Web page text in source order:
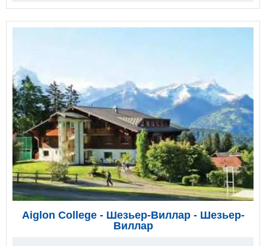
Aiglon College - Шезьер-Виллар - Шезьер-
Виллар